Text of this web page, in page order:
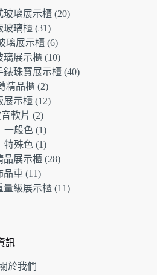
玻璃展示櫃 2020
玻璃櫃 3131
個
產
品
璃展示櫃 66
個
產
璃展示櫃 1010
個
錶珠寶展示櫃 4040
精品櫃 22
個
品
展示櫃 1212
軟片 22
個
產
品
一般色 11
個
產
特殊色 11
個
品
品展示櫃 2828
產
品車 1111
個
量級展示櫃 1111
訊
關於我們